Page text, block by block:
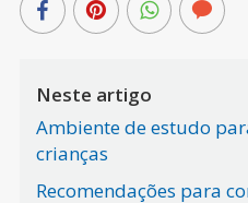
Neste artigo
Ambiente de estudo
crianças
Recomendações para